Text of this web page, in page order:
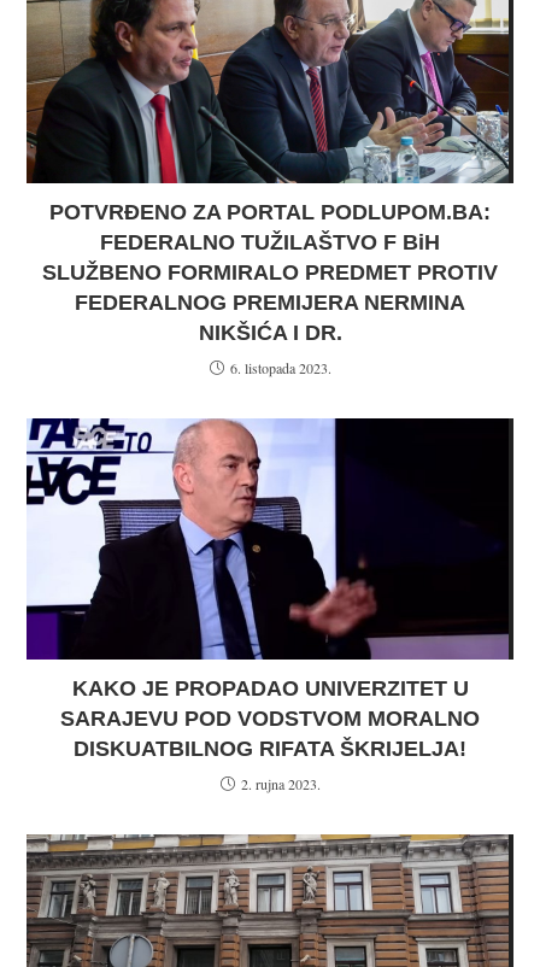
POTVRĐENO ZA PORTAL PODLUPOM.BA:
FEDERALNO TUŽILAŠTVO F BiH
SLUŽBENO FORMIRALO PREDMET PROTIV
FEDERALNOG PREMIJERA NERMINA
NIKŠIĆA I DR.
6. listopada 2023.
KAKO JE PROPADAO UNIVERZITET U
SARAJEVU POD VODSTVOM MORALNO
DISKUATBILNOG RIFATA ŠKRIJELJA!
2. rujna 2023.